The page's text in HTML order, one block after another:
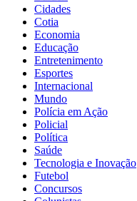
Cidades
Cotia
Economia
Educação
Entretenimento
Esportes
Internacional
Mundo
Polícia em Ação
Policial
Política
Saúde
Tecnologia e Inovação
Futebol
Concursos